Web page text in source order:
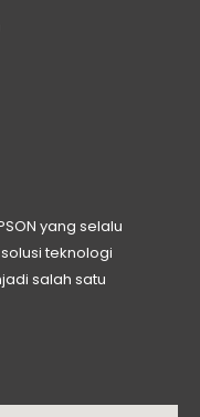
yang selalu
teknologi
salah satu